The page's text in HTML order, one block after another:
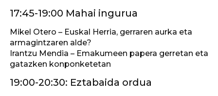
17:45-19:00 Mahai ingurua
Mikel Otero – Euskal Herria, gerraren aurka eta
armagintzaren alde?
Irantzu Mendia – Emakumeen papera gerretan eta
gatazken konponketetan
19:00-20:30: Eztabaida ordua